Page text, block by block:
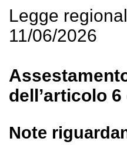
Legge
11/06/2026
dell’articolo
Note